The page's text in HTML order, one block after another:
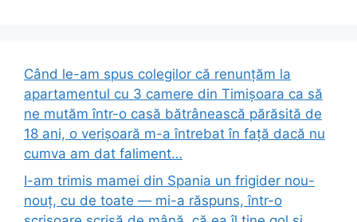
Când le-am spus colegilor că renunțăm la
apartamentul cu 3 camere din Timișoara ca să
ne mutăm într-o casă bătrânească părăsită de
18 ani, o verișoară m-a întrebat în față dacă nu
cumva am dat faliment…
I-am trimis mamei din Spania un frigider nou-
nouț, cu de toate — mi-a răspuns, într-o